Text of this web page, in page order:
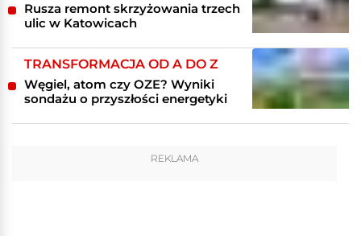
Rusza remont skrzyżowania trzech
ulic w Katowicach
TRANSFORMACJA OD A DO Z
Węgiel, atom czy OZE? Wyniki
sondażu o przyszłości energetyki
REKLAMA